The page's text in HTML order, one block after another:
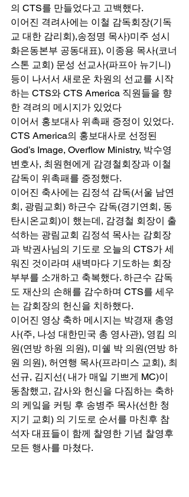
의 CTS를 만들었다고 고백했다.
이어진 격려사에는 이철 감독회장(기독
교 대한 감리회),송정명 목사)미주 성시
화은동본부 공동대표), 이종용 목사(코너
스톤 교회) 문성 선교사(파프아 뉴기니)
등이 나서서 새로운 차원의 선교를 시작
하는 CTS와 CTS America 직원들을 향
한 격려의 메시지가 있었다
이어서 홍보대사 위촉패 증정이 있었다.
CTS America의 홍보대사로 선정된
God’s Image, Overflow Ministry, 박수영
변호사, 최원현에게 감경철회장과 이철
감독이 위촉패를 증정했다.
이어진 축사에는 김정석 감독(서울 남연
회, 광림교회) 하근수 감독(경기연회, 동
탄시온교회)이 했는데, 감경철 회장이 출
석하는 광림교회 김정석 목사는 감회장
과 박권사님의 기도로 오늘의 CTS가 세
워진 것이라며 새벽마다 기도하는 회장
부부를 소개하고 축복했다. 하근수 감독
도 재산의 손해를 감수하며 CTS를 세우
는 감회장의 헌신을 치하했다.
이어진 영상 축하 메시지는 박경재 총영
사(주, 나성 대한민국 총 영사관), 영킴 의
원(연방 하원 의원), 미쉘 박 의원(연방 하
원 의원), 허연행 목사(프라미스 교회), 최
선규, 김지선( 내가 매일 기쁘게 MC)이
동참했고, 감사와 헌신을 다짐하는 축하
의 케잌을 커팅 후 송병주 목사(선한 청
지기 교회) 의 기도로 순서를 마친후 참
석자 대표들이 함께 찰영한 기념 찰영후
모든 행사를 마쳤다.